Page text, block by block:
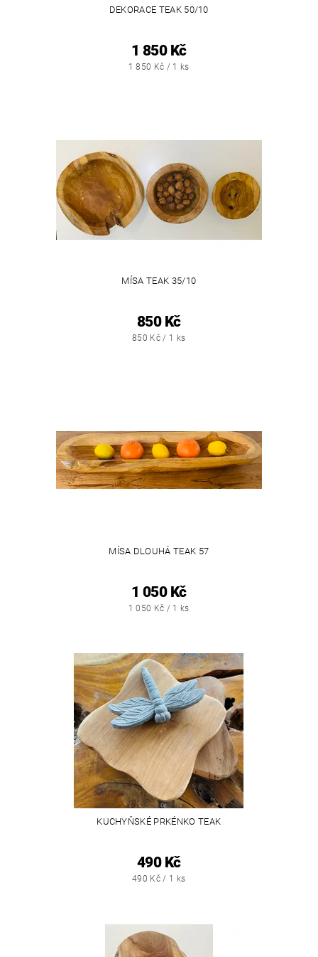
DEKORACE TEAK 50/10
1 850 Kč
1 850 Kč / 1 ks
MÍSA TEAK 35/10
850 Kč
850 Kč / 1 ks
MÍSA DLOUHÁ TEAK 57
1 050 Kč
1 050 Kč / 1 ks
KUCHYŇSKÉ PRKÉNKO TEAK
490 Kč
490 Kč / 1 ks